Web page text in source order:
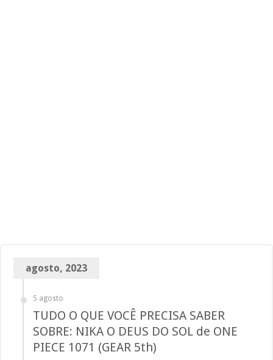
agosto, 2023
5 agosto
TUDO O QUE VOCÊ PRECISA SABER
SOBRE: NIKA O DEUS DO SOL de ONE
PIECE 1071 (GEAR 5th)